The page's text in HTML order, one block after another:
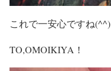
これで一安心ですね(^^)
TO,OMOIKIYA！